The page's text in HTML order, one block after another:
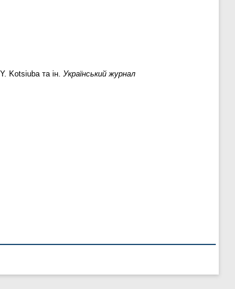
Kotsiuba та ін. Український журнал